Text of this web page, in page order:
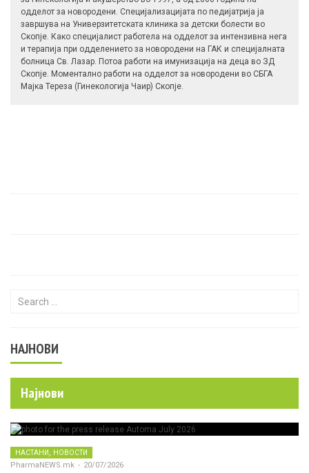
одделот за новородени. Специјализацијата по педијатрија ја
завршува на Универзитетската клиника за детски болести во
Скопје. Како специјалист работела на одделот за интензивна нега
и терапија при одделението за новородени на ГАК и специјалната
болница Св. Лазар. Потоа работи на имунизација на деца во ЗД
Скопје. Моментално работи на одделот за новородени во СБГА
Мајка Тереза (Гинекологија Чаир) Скопје.
Search for:
НАЈНОВИ
Најнови
НАСТАНИ, НОВОСТИ
PharmaNEWS.mk - 20/07/2026